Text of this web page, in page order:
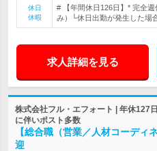
休日
休暇
# 【年間休日126日】* 完全
み）└休日出勤が発生した場
求人詳細を見る
株式会社フル・エフォート | 年休127
に伴いポスト多数
【総合職（営業／人材コーディ
迎